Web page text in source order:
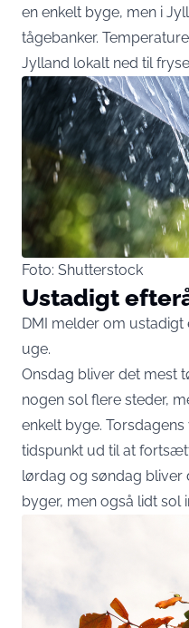
en enkelt byge, men i
tågebanker.
Jylland lokalt ned til
Foto: Shutterstock
Ustadigt
DMI melder om
uge.
Onsdag bliver det mest
nogen sol flere steder,
enkelt byge.
tidspunkt ud til at
lørdag og søndag bliver
byger, men også lidt sol